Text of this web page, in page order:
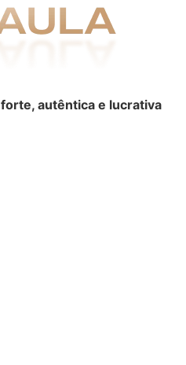
forte, autêntica e lucrativa